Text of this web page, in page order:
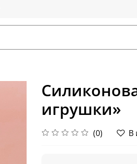
игрушки»
(0) В